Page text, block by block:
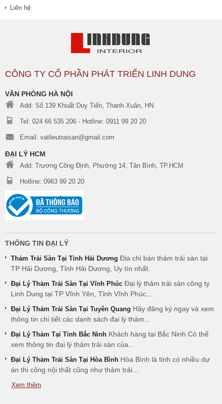
Liên hệ
CÔNG TY CỔ PHẦN PHÁT TRIỂN LINH DUNG
VĂN PHÒNG HÀ NỘI
Add: Số 139 Khuất Duy Tiến, Thanh Xuân, HN
Tel: 024 66 535 206 - Hotline: 0911 99 20 20
Email: vatlieutraisan@gmail.com
ĐẠI LÝ HCM
Add: Trương Công Định, Phường 14, Tân Bình, TP.HCM
Hotline: 0963 99 20 20
THÔNG TIN ĐẠI LÝ
Thảm Trải Sàn Tại Tỉnh Hải Dương Địa chỉ bán thảm trải sàn tại
TP Hải Dương, Tỉnh Hải Dương, Uy tín nhất.
Đại Lý Thảm Trải Sàn Tại Vĩnh Phúc Đại lý thảm trải sàn công ty
Linh Dung tại TP Vĩnh Yên, Tỉnh Vĩnh Phúc....
Đại Lý Thảm Trải Sàn Tại Tuyên Quang Hãy đăng ký ngay và xem
thông tin chi tiết các danh sách đại lý thảm...
Đại Lý Thảm Tại Tỉnh Bắc Ninh Khách hàng tại Bắc Ninh Có thể
xem thông tin đại lý thảm trải sàn của...
Đại Lý Thảm Trải Sàn Tại Hòa Bình Hòa Bình là tỉnh có nhiều dự
án thi công nội thất cũng như thảm trải...
Xem thêm